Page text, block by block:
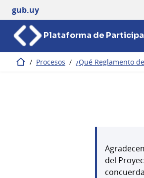
gub.uy
Plataforma de
Inicio / Procesos / ¿Qué Reglamento
del